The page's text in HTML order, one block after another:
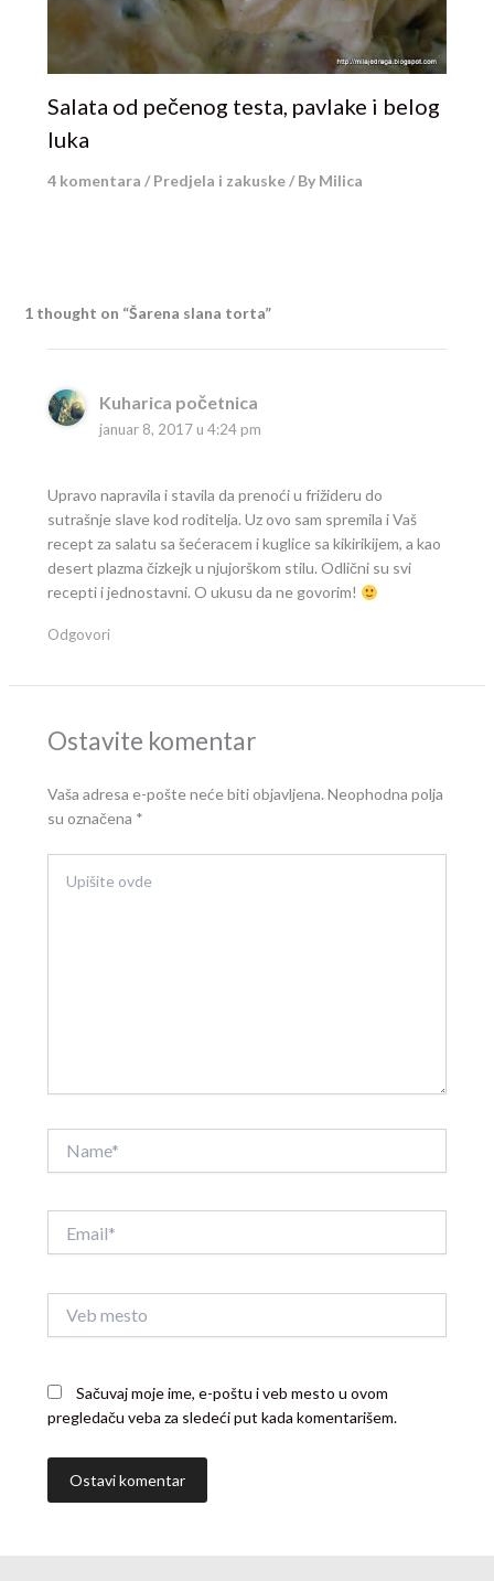
Salata od pečenog testa, pavlake i belog
luka
4 komentara /Predjela i zakuske/ By Milica
1 thought on “Šarena slana torta”
Kuharica početnica
januar 8, 2017 u 4:24 pm
Upravo napravila i stavila da prenoći u frižideru do
sutrašnje slave kod roditelja. Uz ovo sam spremila i Vaš
recept za salatu sa šećeracem i kuglice sa kikirikijem, a kao
desert plazma čizkejk u njujorškom stilu. Odlični su svi
recepti i jednostavni. O ukusu da ne govorim!
Odgovori
Ostavite komentar
Vaša adresa e-pošte neće biti objavljena. Neophodna polja
su označena *
ovde
mesto
Sačuvaj moje ime, e-poštu i veb mesto u ovom
pregledaču veba za sledeći put kada komentarišem.